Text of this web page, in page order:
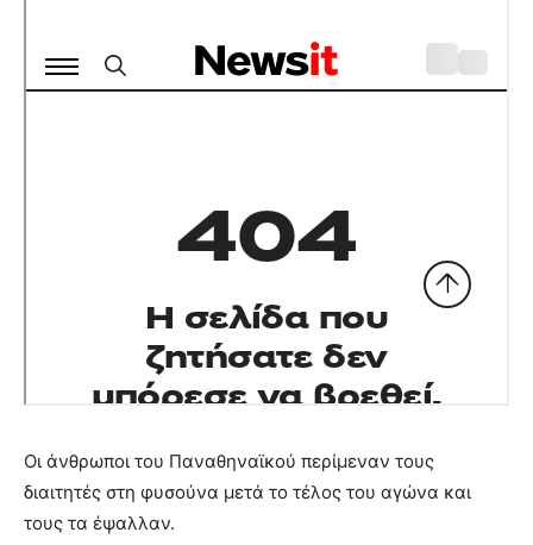
Οι άνθρωποι του Παναθηναϊκού περίμεναν τους
διαιτητές στη φυσούνα μετά το τέλος του αγώνα και
τους τα έψαλλαν.